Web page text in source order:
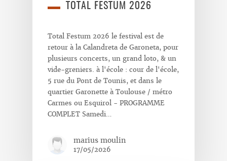
TOTAL FESTUM 2026
Total Festum 2026 le festival est de
retour à la Calandreta de Garoneta, pour
plusieurs concerts, un grand loto, & un
vide-greniers. à l'école : cour de l'école,
5 rue du Pont de Tounis, et dans le
quartier Garonette à Toulouse / métro
Carmes ou Esquirol - PROGRAMME
COMPLET Samedi…
marius moulin
17/05/2026